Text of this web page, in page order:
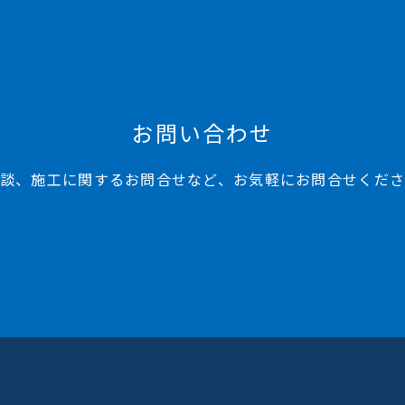
お問い合わせ
、施工に関するお問合せなど、お気軽にお問合せくだ